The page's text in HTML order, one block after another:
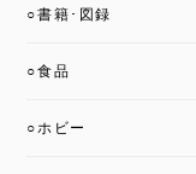
○書籍･図録
○食品
○ホビー